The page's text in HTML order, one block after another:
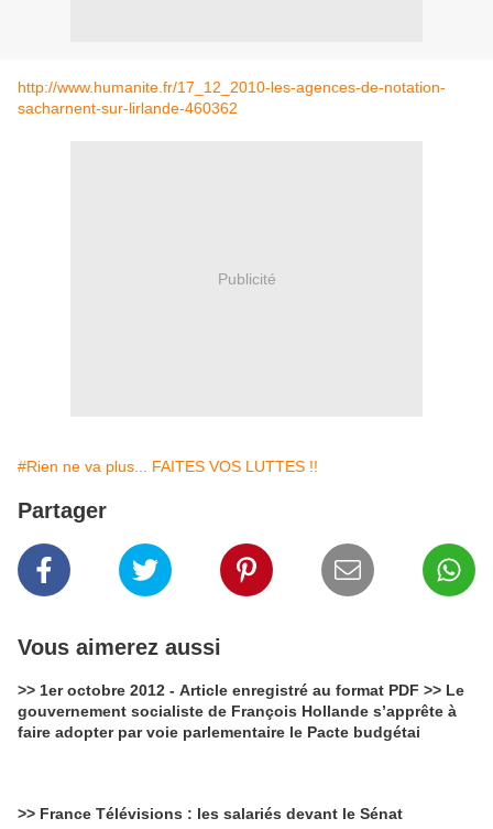
http://www.humanite.fr/17_12_2010-les-agences-de-notation-
sacharnent-sur-lirlande-460362
Publicité
#Rien ne va plus... FAITES VOS LUTTES !!
Partager
Vous aimerez aussi
>> 1er octobre 2012 - Article enregistré au format PDF >> Le
gouvernement socialiste de François Hollande s’apprête à
faire adopter par voie parlementaire le Pacte budgétai
>> France Télévisions : les salariés devant le Sénat